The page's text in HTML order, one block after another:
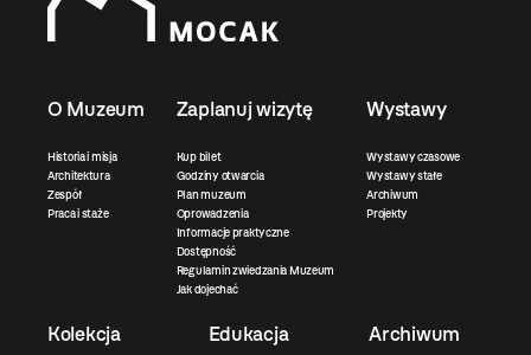
O Muzeum
Historia i misja
Architektura
Zespół
Praca i staże
Zaplanuj wizytę
Kup bilet
Godziny otwarcia
Plan muzeum
Oprowadzenia
Informacje praktyczne
Dostępność
Regulamin zwiedzania Muzeum
Jak dojechać
Wystawy
Wystawy czasowe
Wystawy stałe
Archiwum
Projekty
Kolekcja Edukacja Archiwum